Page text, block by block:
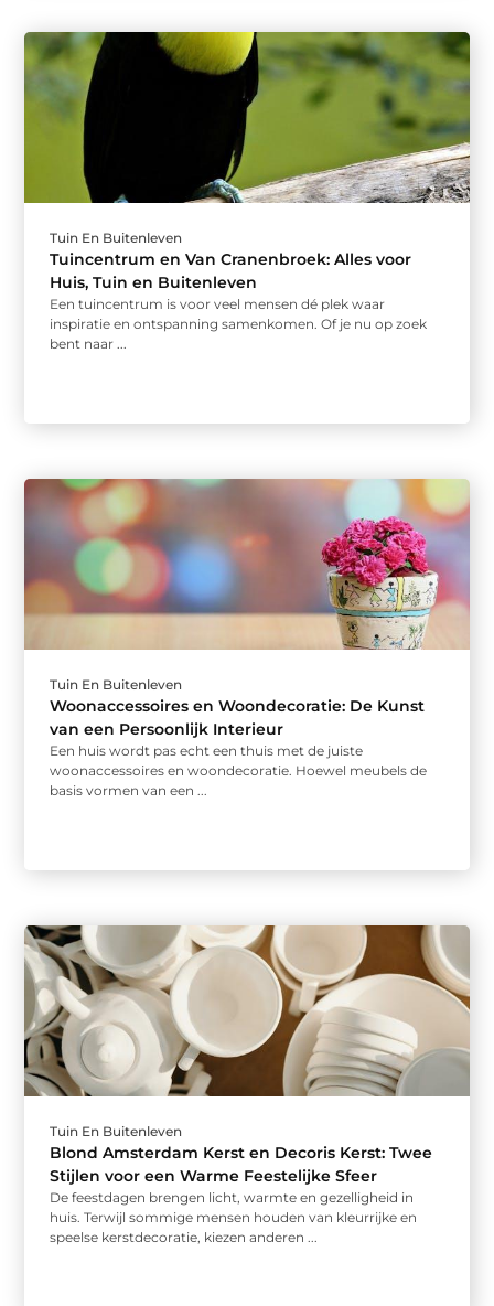
Tuin En Buitenleven
Tuincentrum en Van Cranenbroek: Alles voor
Huis, Tuin en Buitenleven
Een tuincentrum is voor veel mensen dé plek waar
inspiratie en ontspanning samenkomen. Of je nu op zoek
bent naar ...
Tuin En Buitenleven
Woonaccessoires en Woondecoratie: De Kunst
van een Persoonlijk Interieur
Een huis wordt pas echt een thuis met de juiste
woonaccessoires en woondecoratie. Hoewel meubels de
basis vormen van een ...
Tuin En Buitenleven
Blond Amsterdam Kerst en Decoris Kerst: Twee
Stijlen voor een Warme Feestelijke Sfeer
De feestdagen brengen licht, warmte en gezelligheid in
huis. Terwijl sommige mensen houden van kleurrijke en
speelse kerstdecoratie, kiezen anderen ...